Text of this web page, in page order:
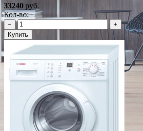
33240 руб.
Кол-во:
−
+
Купить